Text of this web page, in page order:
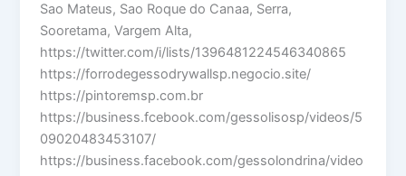
Sao Mateus, Sao Roque do Canaa, Serra,
Sooretama, Vargem Alta,
https://twitter.com/i/lists/1396481224546340865
https://forrodegessodrywallsp.negocio.site/
https://pintoremsp.com.br
https://business.fcebook.com/gessolisosp/videos/5
09020483453107/
https://business.facebook.com/gessolondrina/video